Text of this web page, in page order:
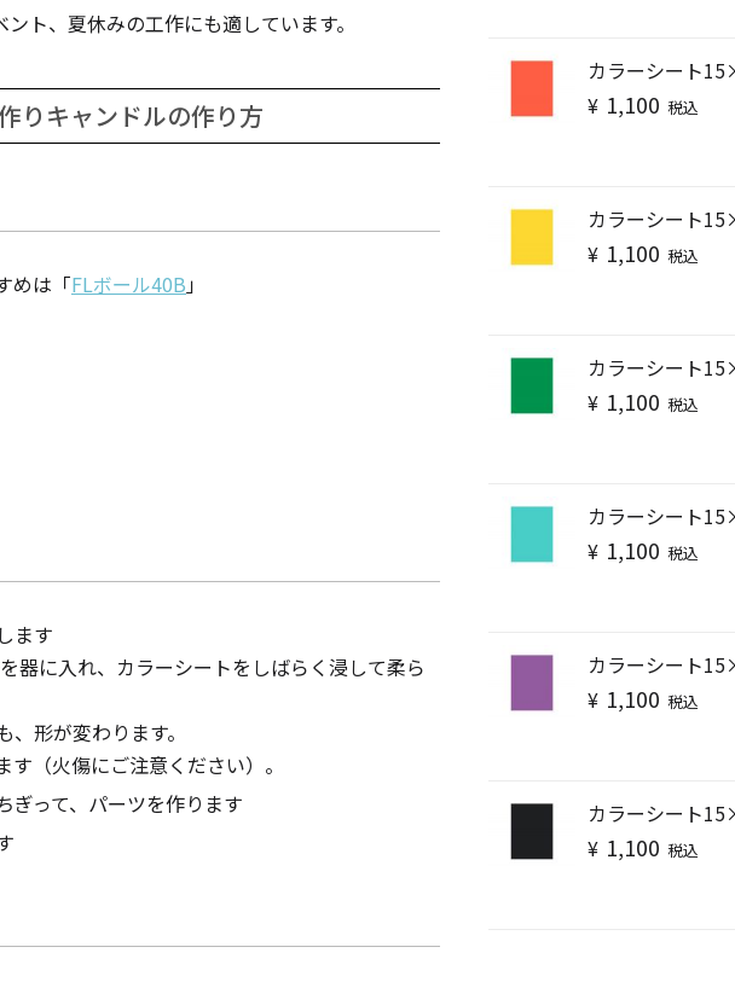
キャンドル・ホルダーセット
点火・消火ツール
ALL
本格手作りキャンドル材料
その他
ト、夏休みの工作にも適しています。
りキャンドルの作り方
めは「FLボール40B 」
ます
器に入れ、カラーシートをしばらく浸して柔ら
形が変わります。
（火傷にご注意ください）。
ぎって、パーツを作ります
カラーシート
¥ 1,100 税込
カラーシート
¥ 1,100 税込
カラーシート
¥ 1,100 税込
カラーシート
¥ 1,100 税込
カラーシート
¥ 1,100 税込
カラーシート
¥ 1,100 税込